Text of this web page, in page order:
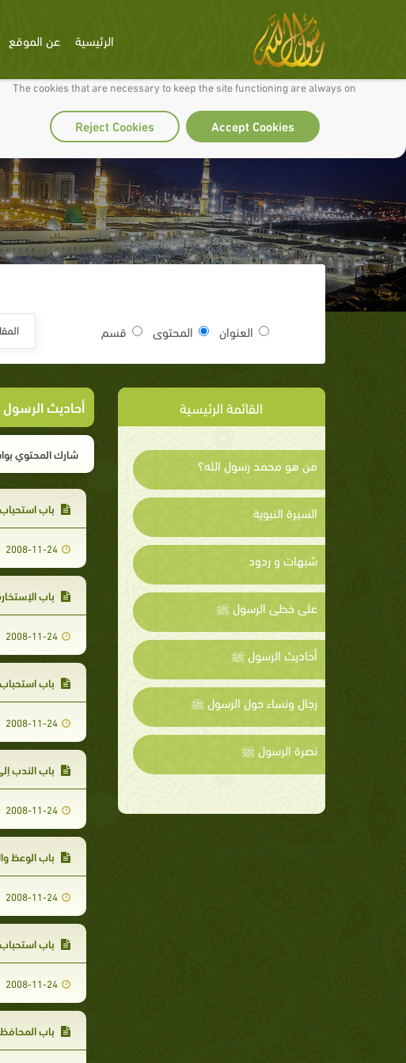
use cookies to make our site work well for you and so we can continually improve it.
The cookies that are necessary to keep the site functioning are always on
Accept Cookies
Reject Cookies
الرئيسية عن الموقع
العنوان المحتوى قسم
القائمة الرئيسية
من هو محمد رسول الله؟
السيرة النبوية
شبهات و ردود
على خطى الرسول ﷺ
أحاديث الرسول ﷺ
رجال ونساء حول الرسول ﷺ
نصرة الرسول ﷺ
أحاديث الرسول
شارك المحتوي
باب
2008-11-24
باب
2008-11-24
باب استحباب
2008-11-24
باب الندب
2008-11-24
باب الوعظ
2008-11-24
باب
2008-11-24
باب